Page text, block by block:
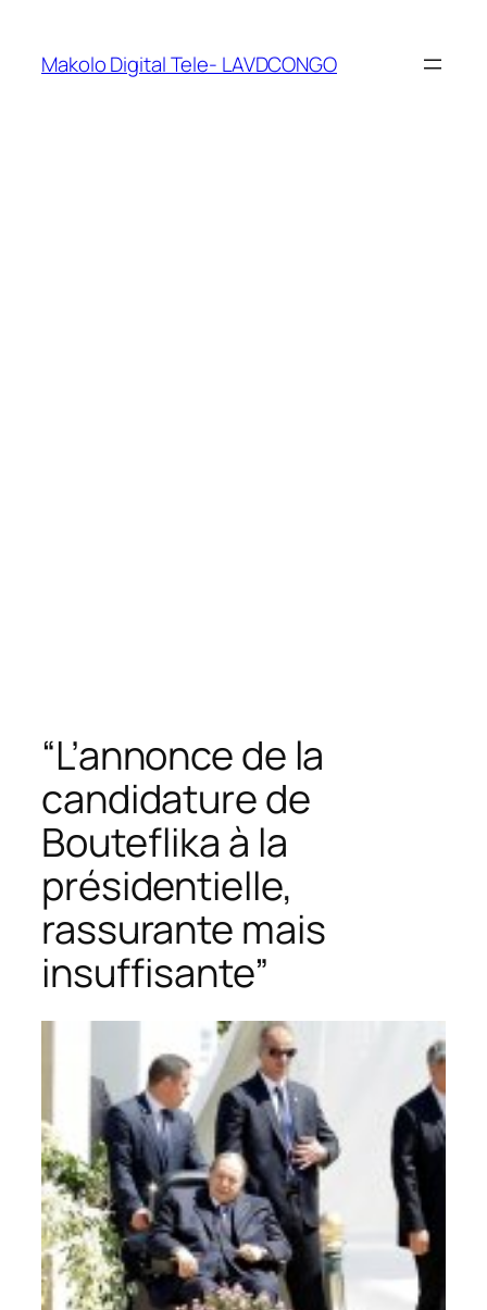
Makolo Digital Tele- LAVDCONGO
“L’annonce de la
candidature de
Bouteflika à la
présidentielle,
rassurante mais
insuffisante”